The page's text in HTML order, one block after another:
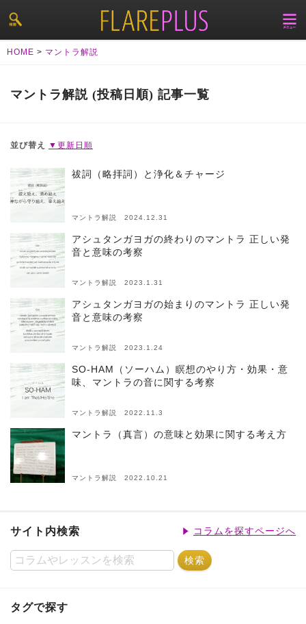
HOME > マントラ解説
マントラ解説 (投稿日順) 記事一覧
並び替え ▼更新日順
祓詞（略拝詞）と浄化＆チャージ
マントラ解説 2024.12.31
アシュタンガヨガの終わりのマントラ 正しい発
音と意味の考察
マントラ解説 2023.1.31
アシュタンガヨガの始まりのマントラ 正しい発
音と意味の考察
マントラ解説 2023.1.24
SO-HAM（ソーハム）瞑想のやり方・効果・意
味、マントラの音に関する考察
マントラ解説 2022.11.3
マントラ（真言）の意味と効果に関する考え方
マントラ解説 2022.10.21
サイト内検索 コラムを探すページへ
タグで探す